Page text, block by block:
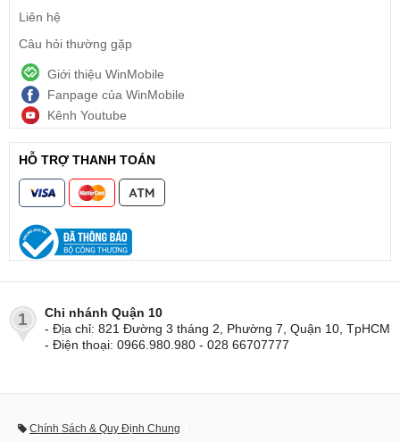
Liên hệ
Câu hỏi thường gặp
Giới thiệu WinMobile
Fanpage của WinMobile
Kênh Youtube
HỖ TRỢ THANH TOÁN
1
Chi nhánh Quận 10
- Địa chỉ: 821 Đường 3 tháng 2, Phường 7, Quận 10, TpHCM
- Điện thoại: 0966.980.980 - 028 66707777
Chính Sách & Quy Định Chung